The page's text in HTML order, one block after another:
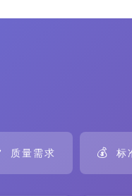
质量需求 💰 标